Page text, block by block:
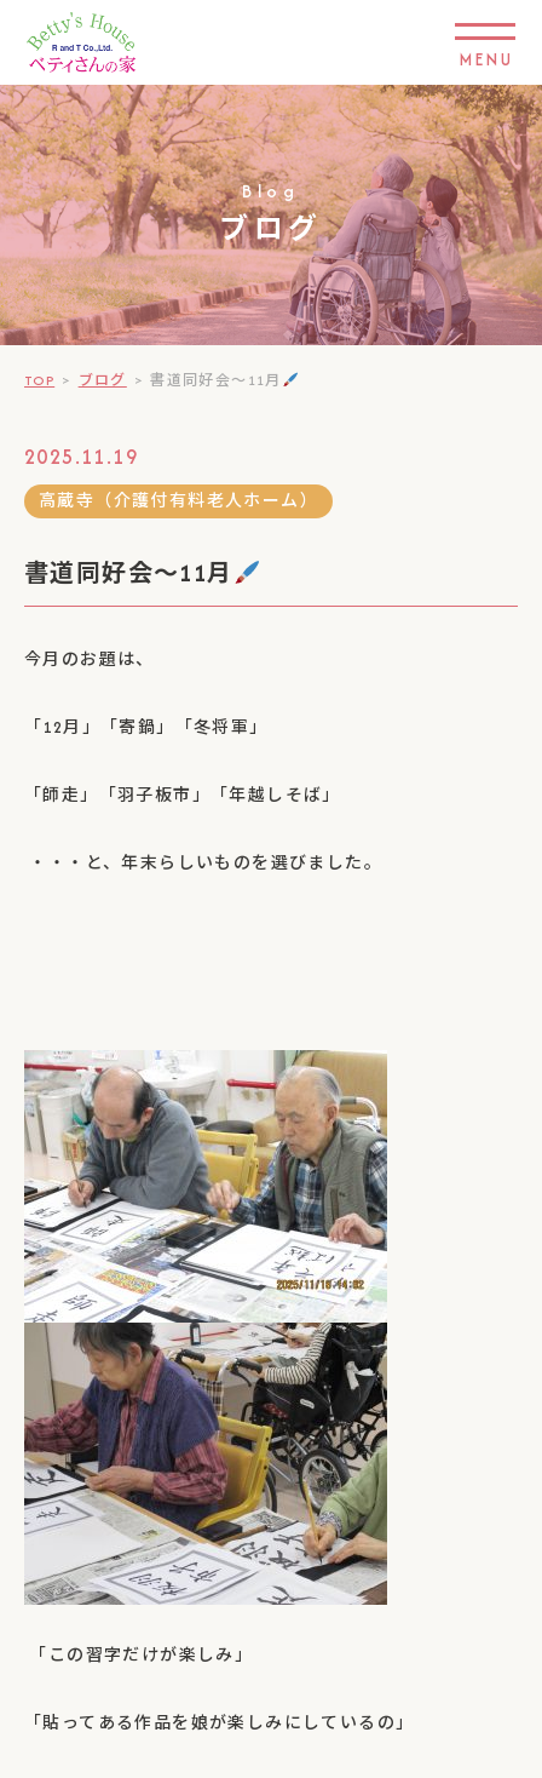
MENU
Blog
ブログ
TOP > ブログ > 書道同好会～11月
2025.11.19
高蔵寺（介護付有料老人ホーム）
書道同好会～11月
今月のお題は、
「12月」「寄鍋」「冬将軍」
「師走」「羽子板市」「年越しそば」
・・・と、年末らしいものを選びました。
「この習字だけが楽しみ」
「貼ってある作品を娘が楽しみにしているの」